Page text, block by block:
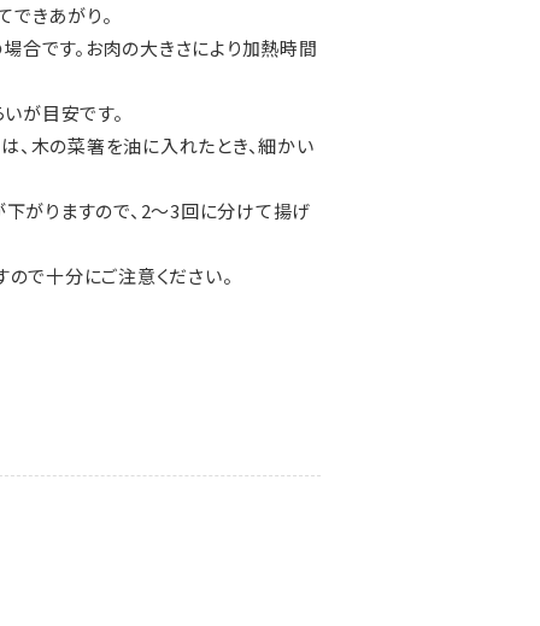
きあがり。
です。お肉の大きさにより加熱時間
が目安です。
木の菜箸を油に入れたとき、細かい
がりますので、2～3回に分けて揚げ
で十分にご注意ください。